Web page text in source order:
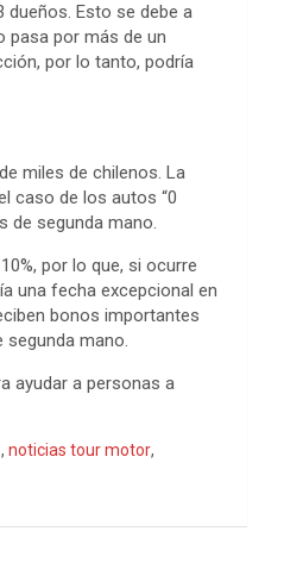
Esto se debe a
pasa por más de un
por lo tanto, podría
miles de chilenos. La
caso de los autos “0
de segunda mano.
por lo que, si ocurre
una fecha excepcional en
bonos importantes
mano.
ayudar a personas a
, noticias tour motor,